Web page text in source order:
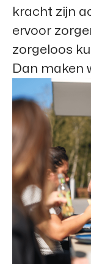
kracht zijn
ervoor
zorgeloos
Dan maken